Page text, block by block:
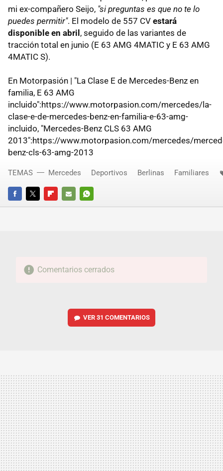
mi ex-compañero Seijo, "si preguntas es que no te lo
puedes permitir". El modelo de 557 CV estará
disponible en abril, seguido de las variantes de
tracción total en junio (E 63 AMG 4MATIC y E 63 AMG
4MATIC S).
En Motorpasión | "La Clase E de Mercedes-Benz en
familia, E 63 AMG
incluido":https://www.motorpasion.com/mercedes/la-
clase-e-de-mercedes-benz-en-familia-e-63-amg-
incluido, "Mercedes-Benz CLS 63 AMG
2013":https://www.motorpasion.com/mercedes/
benz-cls-63-amg-2013
FACEBOOKTWITTERFLIPBOARD
E-
WHATSAPP
TEMAS Mercedes Deportivos Berlinas Familiares
Comentarios cerrados
VER 31 COMENTARIOS